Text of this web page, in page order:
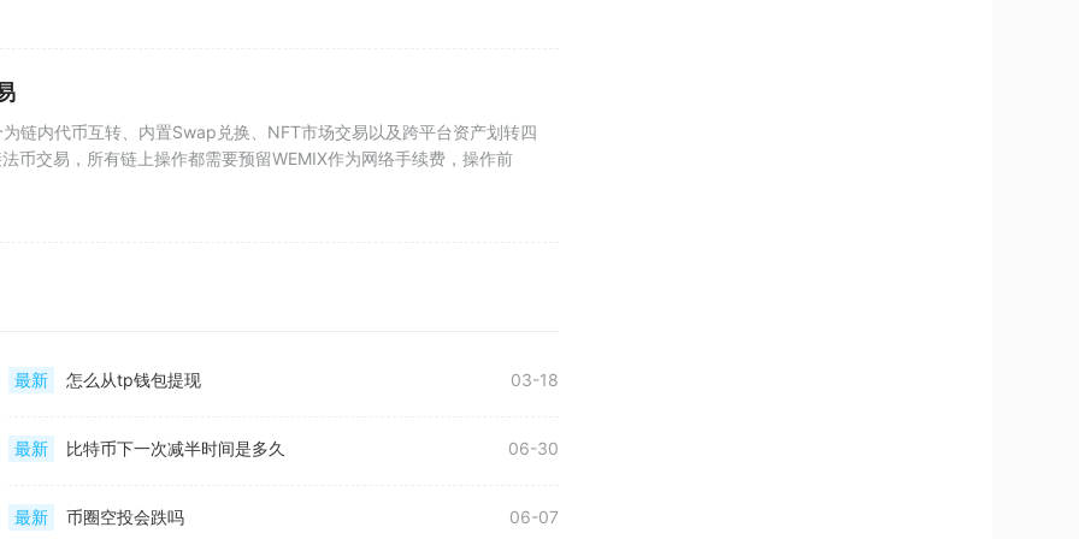
链内代币互转、内置Swap兑换、NFT市场交易以及跨平台资产划转四
币交易，所有链上操作都需要预留WEMIX作为网络手续费，操作前
最新 怎么从tp钱包提现 03-18
最新 比特币下一次减半时间是多久 06-30
最新 币圈空投会跌吗 06-07